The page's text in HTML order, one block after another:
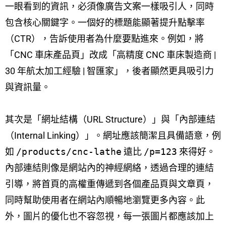
一眼看到的資訊，必須像廣告文案一樣吸引人，同時
包含核心關鍵字。一個好的標題能顯著提升點擊率
（CTR），告訴使用者為什麼要點進來。例如，將
「CNC 車床產品頁」改成「高精度 CNC 車床製造商 |
30 年航太加工經驗 | 智匯家」，後者顯然更具吸引力
與資訊量。
其次是「網址結構（URL Structure）」與「內部連結
（Internal Linking）」。網址應該簡潔且具備語意，例
如 /products/cnc-lathe 遠比 /p=123 來得好。
內部連結則像是網站內的神經網絡，透過合理的連結
引導，將首頁的高權重傳遞到各個產品頁與文章頁，
同時幫助使用者在網站內順暢地瀏覽更多內容。此
外，圖片的優化也不容忽視，每一張圖片都應該加上